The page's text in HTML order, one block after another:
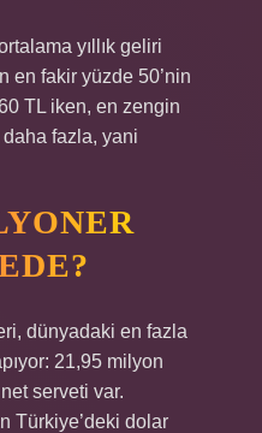
yıllık geliri
en fakir yüzde 50’nin
TL iken, en zengin
fazla, yani
dünyadaki en fazla
21,95 milyon
serveti var.
Türkiye’deki dolar